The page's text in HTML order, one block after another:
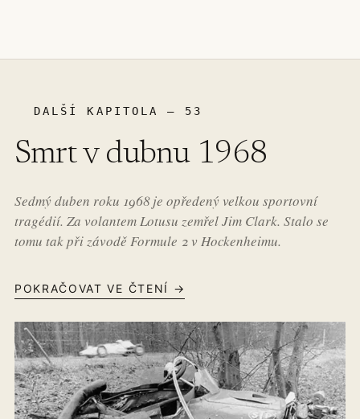
DALŠÍ KAPITOLA – 53
Smrt v dubnu 1968
Sedmý duben roku 1968 je opředený velkou sportovní
tragédií. Za volantem Lotusu zemřel Jim Clark. Stalo se
tomu tak při závodě Formule 2 v Hockenheimu.
POKRAČOVAT VE ČTENÍ →